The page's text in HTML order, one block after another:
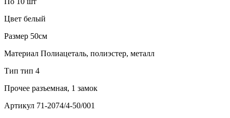
Цвет белый
Размер 50см
Материал Полиацеталь, полиэстер, металл
Тип тип 4
Прочее разъемная, 1 замок
Артикул 71-2074/4-50/001